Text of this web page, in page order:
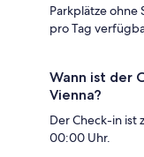
Parkplätze ohne
pro Tag
Wann ist der
Vienna?
Der Check-in ist
00:00 Uhr.